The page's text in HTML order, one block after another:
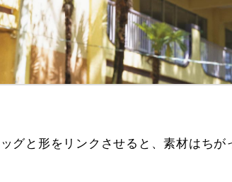
グと形をリンクさせると、素材はちが